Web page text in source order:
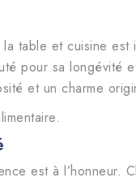
table et cuisine
pour sa longévité
et un charme
est à l’honneur.